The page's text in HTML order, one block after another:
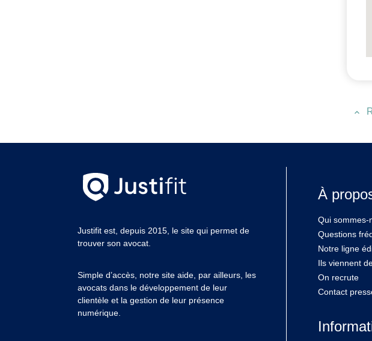
Justifit est, depuis 2015, le site qui permet de
trouver son avocat.
Simple d’accès, notre site aide, par ailleurs, les
avocats dans le développement de leur
clientèle et la gestion de leur présence
numérique.
À
Qui sommes-
Questions
Notre ligne
Ils viennent
On recrute
Contact